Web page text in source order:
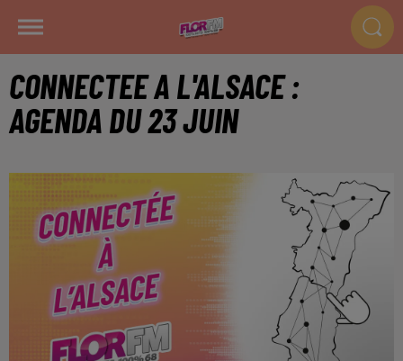
CONNECTEE A L'ALSACE :
AGENDA DU 23 JUIN